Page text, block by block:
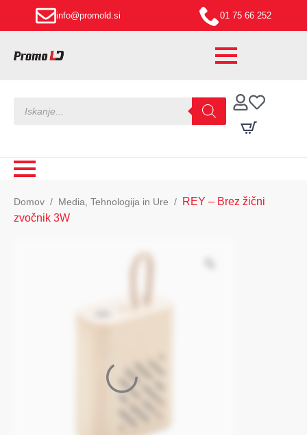
info@promold.si 01 75 66 252
search
Domov Media, Tehnologija in Ure
REY – Brez žični
zvočnik 3W